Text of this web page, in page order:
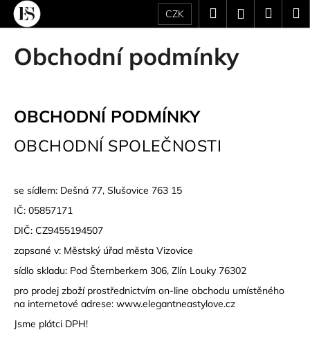
Přejít
obsah
CZK HledatPřihlášení
Obchodní podmínky
OBCHODNÍ PODMÍNKY
OBCHODNÍ SPOLEČNOSTI
se sídlem: Dešná 77, Slušovice 763 15
IČ: 05857171
DIČ: CZ9455194507
zapsané v: Městský úřad města Vizovice
sídlo skladu: Pod Šternberkem 306, Zlín Louky 76302
pro prodej zboží prostřednictvím on-line obchodu umístěného
na internetové adrese: www.elegantneastylove.cz
Jsme plátci DPH!
o
p
o
t
e
b
u
j
e
t
e
n
a